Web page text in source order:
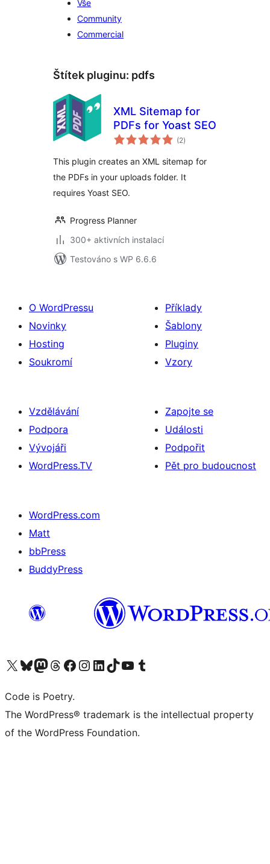
Vše
Community
Commercial
Štítek pluginu: pdfs
XML Sitemap for
PDFs for Yoast SEO
(2celkové
hodnocení
)
This plugin creates an XML sitemap for
the PDFs in your uploads folder. It
requires Yoast SEO.
Progress Planner
300+ aktivních instalací
Testováno s WP 6.6.6
O WordPressu
Novinky
Hosting
Soukromí
Příklady
Šablony
Pluginy
Vzory
Vzdělávání
Podpora
Vývojáři
WordPress.TV
Zapojte se
Události
Podpořit
Pět pro budoucnost
WordPress.com
Matt
bbPress
BuddyPress
Navštivte náš účet na X (dříve Twitter)
Navštivte náš Bluesky účetNavštivte náš účet Mastodon
Navštivte náš Threads účetNavštivte naši stránku na Facebooku
Navštivte náš Instagram účetNavštivte náš LinkedIn účetNavštivte náš TikTok účetNavštivte náš YouTube kanálNavštivte náš Tumblr účet
Code is Poetry.
The WordPress® trademark is the intellectual property
of the WordPress Foundation.